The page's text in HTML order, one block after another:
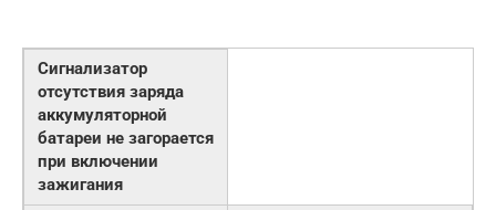
Сигнализатор
отсутствия заряда
аккумуляторной
батареи не загорается
при включении
зажигания